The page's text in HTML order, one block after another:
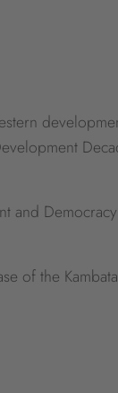
and Democracy
of the